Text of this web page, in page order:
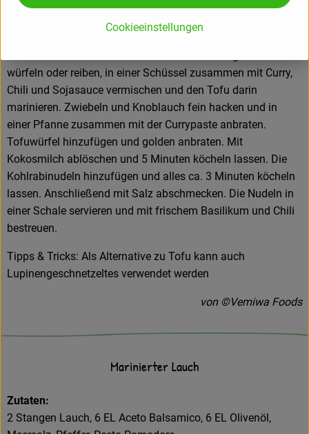
herausgepresst werden. Dafür den Tofu auf einen flachen
Teller legen und mit einem Schneidebrett abdecken,
würfeln oder reiben, in einer Schüssel zusammen mit Curry,
Chili und Sojasauce vermischen und den Tofu darin
marinieren. Zwiebeln und Knoblauch fein hacken und in
einer Pfanne zusammen mit der Currypaste anbraten.
Tofuwürfel hinzufügen und golden anbraten. Mit
Kokosmilch ablöschen und 5 Minuten köcheln lassen. Die
Kohlrabinudeln hinzufügen und alles ca. 3 Minuten köcheln
lassen. Anschließend mit Salz abschmecken. Die Nudeln in
einer Schale servieren und mit frischem Basilikum und Chili
bestreuen.
Tipps & Tricks: Als Alternative zu Tofu kann auch
Lupinengeschnetzeltes verwendet werden
von ©Vemiwa Foods
Marinierter Lauch
Zutaten:
2 Stangen Lauch, 6 EL Aceto Balsamico, 6 EL Olivenöl,
Cookieeinstellungen